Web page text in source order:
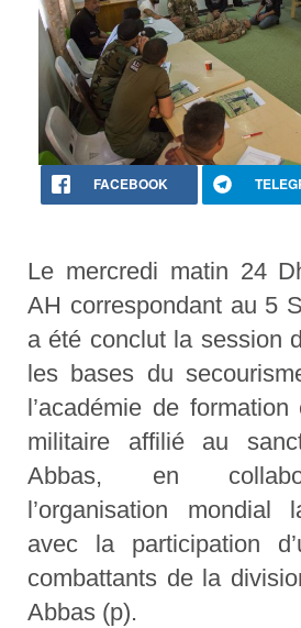
FACEBOOK
Le mercredi matin 24
AH correspondant au 5
a été conclut la session
les bases du
l’académie de formation
militaire affilié au
Abbas, en
l’organisation
avec la participation
combattants de la
Abbas (p).